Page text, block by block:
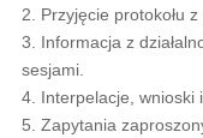
2. Przyjęcie protokołu
3. Informacja z
sesjami.
4. Interpelacje, wnioski
5. Zapytania